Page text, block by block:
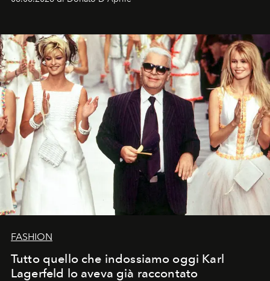
FASHION
Tutto quello che indossiamo oggi Karl
Lagerfeld lo aveva già raccontato